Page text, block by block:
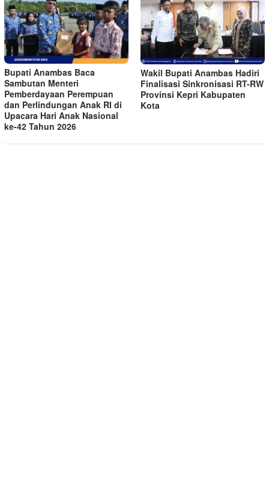
Bupati Anambas Baca
Sambutan Menteri
Pemberdayaan Perempuan
dan Perlindungan Anak RI di
Upacara Hari Anak Nasional
ke-42 Tahun 2026
Wakil Bupati Anambas Hadiri
Finalisasi Sinkronisasi RT-RW
Provinsi Kepri Kabupaten
Kota